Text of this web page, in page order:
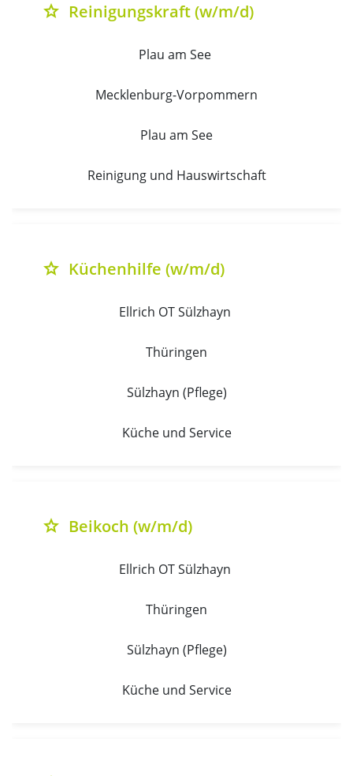
grade Reinigungskraft (w/m/d)
Plau am See
Mecklenburg-Vorpommern
Plau am See
Reinigung und Hauswirtschaft
grade Küchenhilfe (w/m/d)
Ellrich OT Sülzhayn
Thüringen
Sülzhayn (Pflege)
Küche und Service
grade Beikoch (w/m/d)
Ellrich OT Sülzhayn
Thüringen
Sülzhayn (Pflege)
Küche und Service